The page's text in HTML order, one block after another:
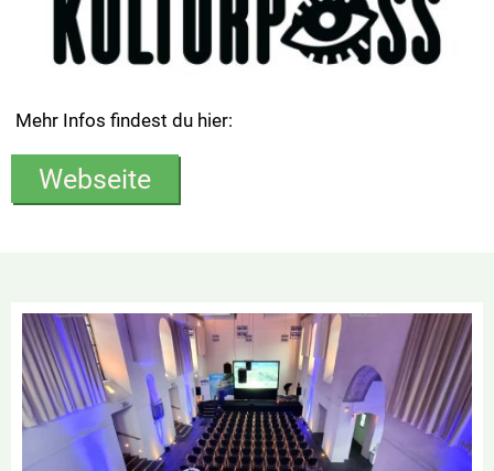
Mehr Infos findest du hier:
Webseite